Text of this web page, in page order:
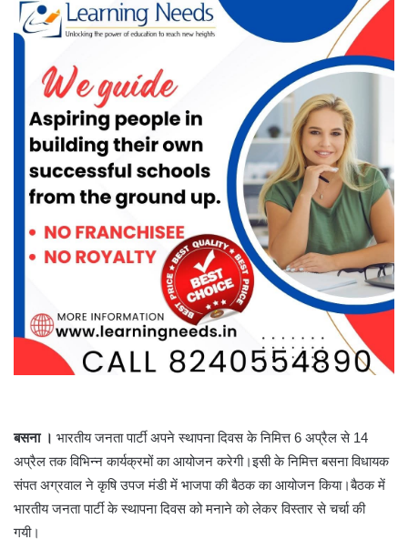
बसना । भारतीय जनता पार्टी अपने स्थापना दिवस के निमित्त 6 अप्रैल से 14
अप्रैल तक विभिन्न कार्यक्रमों का आयोजन करेगी।इसी के निमित्त बसना विधायक
संपत अग्रवाल ने कृषि उपज मंडी में भाजपा की बैठक का आयोजन किया।बैठक में
भारतीय जनता पार्टी के स्थापना दिवस को मनाने को लेकर विस्तार से चर्चा की
गयी।